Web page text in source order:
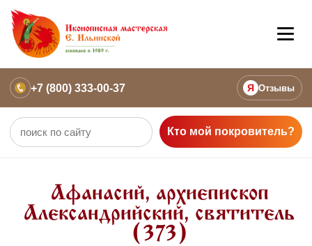
+7 (800) 333-00-37 Я Отзывы
Кто мой покровитель?
Афанасий, архиепископ
Александрийский, святитель
(373)